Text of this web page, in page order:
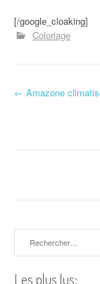
[/google_cloaking]
Coloriage
Navigation
← Amazone
Les plus lus: